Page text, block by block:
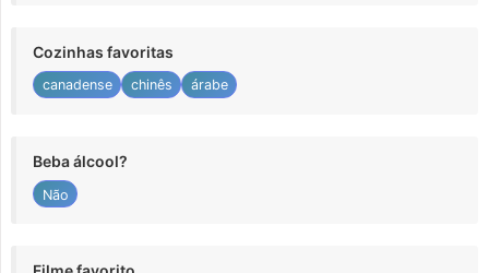
Cozinhas favoritas
canadense chinês árabe
Beba álcool?
Não